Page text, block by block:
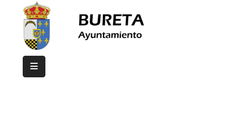
Inicio
Ayuntamiento